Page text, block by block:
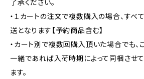
了承ください。
・１カートの注文で複数購入の場合、す
送となります【予約商品含む】
・カート別で複数回購入頂いた場合でも
一緒であれば入荷時期によって同梱させ
ます。